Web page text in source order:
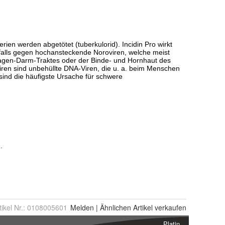
Nr.: 0108005601 Melden | Ähnlichen Artikel verkaufen